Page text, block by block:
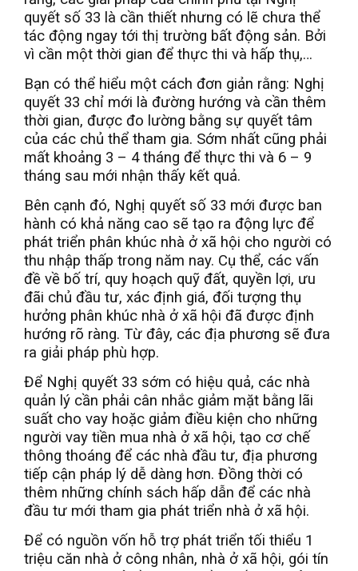
quyết số 33 là cần thiết nhưng có lẽ chưa thể
tác động ngay tới thị trường bất động sản. Bởi
vì cần một thời gian để thực thi và hấp thụ,…
Bạn có thể hiểu một cách đơn giản rằng: Nghị
quyết 33 chỉ mới là đường hướng và cần thêm
thời gian, được đo lường bằng sự quyết tâm
của các chủ thể tham gia. Sớm nhất cũng phải
mất khoảng 3 – 4 tháng để thực thi và 6 – 9
tháng sau mới nhận thấy kết quả.
Bên cạnh đó, Nghị quyết số 33 mới được ban
hành có khả năng cao sẽ tạo ra động lực để
phát triển phân khúc nhà ở xã hội cho người có
thu nhập thấp trong năm nay. Cụ thể, các vấn
đề về bố trí, quy hoạch quỹ đất, quyền lợi, ưu
đãi chủ đầu tư, xác định giá, đối tượng thụ
hưởng phân khúc nhà ở xã hội đã được định
hướng rõ ràng. Từ đây, các địa phương sẽ đưa
ra giải pháp phù hợp.
Để Nghị quyết 33 sớm có hiệu quả, các nhà
quản lý cần phải cân nhắc giảm mặt bằng lãi
suất cho vay hoặc giảm điều kiện cho những
người vay tiền mua nhà ở xã hội, tạo cơ chế
thông thoáng để các nhà đầu tư, địa phương
tiếp cận pháp lý dễ dàng hơn. Đồng thời có
thêm những chính sách hấp dẫn để các nhà
đầu tư mới tham gia phát triển nhà ở xã hội.
Để có nguồn vốn hỗ trợ phát triển tối thiểu 1
triệu căn nhà ở công nhân, nhà ở xã hội, gói tín